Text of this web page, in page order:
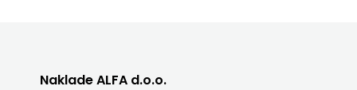
Naklade ALFA d.o.o.